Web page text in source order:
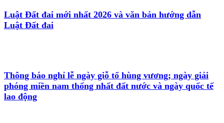
Luật Đất đai mới nhất 2026 và văn bản hướng dẫn
Luật Đất đai
Thông báo nghỉ lễ ngày giỗ tổ hùng vương; ngày giải
phóng miền nam thống nhất đất nước và ngày quốc tế
lao động